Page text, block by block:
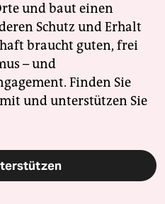
und baut einen
Schutz und Erhalt
braucht guten, frei
– und
Finden Sie
und unterstützen Sie